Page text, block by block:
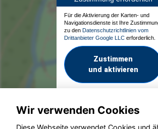
Für die Aktivierung der Karten- und
Navigationsdienste ist Ihre
zu den Datenschutzrichtlinien vom
Drittanbieter Google LLC erforderlich.
Zustimmen
und aktivieren
Wir verwenden Cookies
Diese Webseite verwendet Cookies und